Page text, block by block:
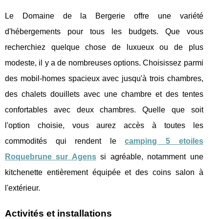
Le Domaine de la Bergerie offre une variété
d'hébergements pour tous les budgets. Que vous
recherchiez quelque chose de luxueux ou de plus
modeste, il y a de nombreuses options. Choisissez parmi
des mobil-homes spacieux avec jusqu'à trois chambres,
des chalets douillets avec une chambre et des tentes
confortables avec deux chambres. Quelle que soit
l'option choisie, vous aurez accès à toutes les
commodités qui rendent lecamping 5 etoiles
Roquebrune sur Agenssi agréable, notamment une
kitchenette entièrement équipée et des coins salon à
l'extérieur.
Activités et installations